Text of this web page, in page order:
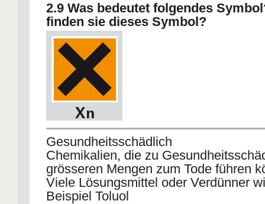
2.9 Was bedeutet folgendes
finden sie dieses Symbol?
Gesundheitsschädlich
Chemikalien, die zu
grösseren Mengen zum Tode führen
Viele Lösungsmittel oder Verdünner
Beispiel Toluol